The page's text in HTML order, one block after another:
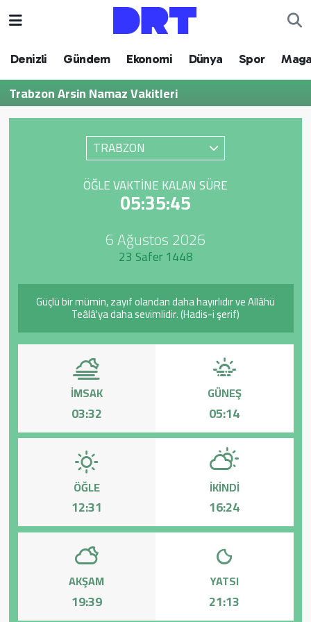
Denizli Gündem Ekonomi Dünya Spor
Trabzon Arsin Namaz Vakitleri
TRABZON
ÖĞLE VAKTINE KALAN SÜRE
05:35:45
6 Ağustos 2026
23 Safer 1448
Güçlü bir mümin, zayıf olandan daha hayırlıdır ve Allâhü
Teâlâ'ya daha sevimlidir. (Hadis-i şerif)
İMSAK
03:32
GÜNEŞ
05:14
ÖĞLE
12:31
İKINDI
16:24
AKŞAM
19:39
YATSI
21:13
Denizli
Gündem
Ekonomi
Yaşam
Sağlık
Yazarlar
Resmi İlan
Resmi Reklam
Hava Durumu
Trafik Durumu
Puan Durumu ve Fikstür
Tüm Manşetler
Son Dakika Haberleri